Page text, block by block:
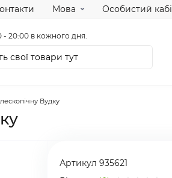
Мова Особистий
20:00 в кожного дня.
Вудку
Артикул 935621